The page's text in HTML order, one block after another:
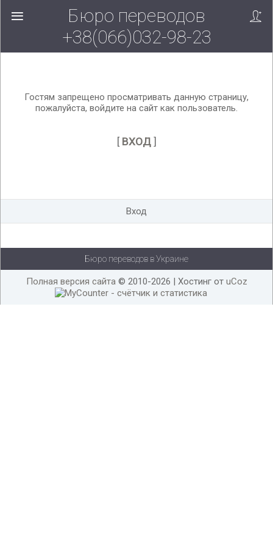
Вверх!
Бюро переводов
+38(066)032-98-23
Гостям запрещено просматривать данную страницу,
пожалуйста, войдите на сайт как пользователь.
[ ВХОД]
Вход
Бюро переводов в Украине
Полная версия сайта© 2010-2026 | Хостинг от uCoz